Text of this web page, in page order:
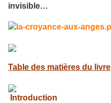
invisible…
Table des matières du livre
Introduction